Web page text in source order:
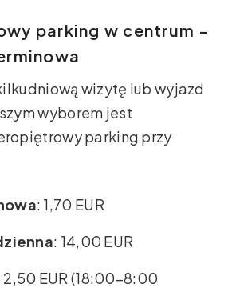
parking w centrum –
wizytę lub wyjazd
wyborem jest
parking przy
: 1,70 EUR
: 14,00 EUR
2,50 EUR (18:00–8:00